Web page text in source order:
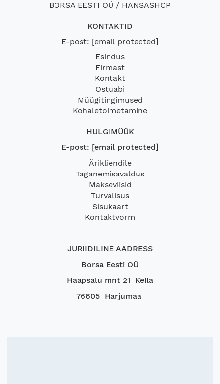
BORSA EESTI OÜ / HANSASHOP
KONTAKTID
E-post: [email protected]
Esindus
Firmast
Kontakt
Ostuabi
Müügitingimused
Kohaletoimetamine
HULGIMÜÜK
E-post: [email protected]
Ärikliendile
Taganemisavaldus
Makseviisid
Turvalisus
Sisukaart
Kontaktvorm
JURIIDILINE AADRESS
Borsa Eesti OÜ
Haapsalu mnt 21 Keila
76605 Harjumaa